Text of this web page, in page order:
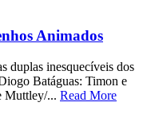
Animados
duplas inesquecíveis dos
Batáguas: Timon e
Muttley/... Read More